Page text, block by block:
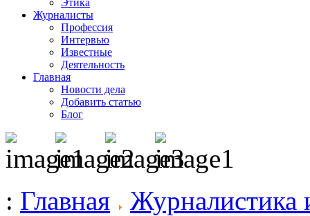
Этика
Журналисты
Профессия
Интервью
Известные
Деятельность
Главная
Новости дела
Добавить статью
Блог
: Главная
Журналистика